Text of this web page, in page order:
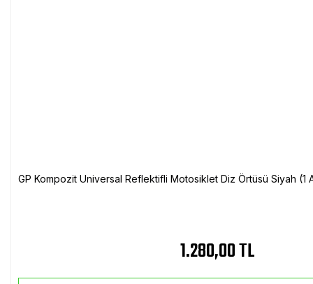
GP Kompozit Universal Reflektifli Motosiklet Diz Örtüsü Siyah
1.280,00 TL